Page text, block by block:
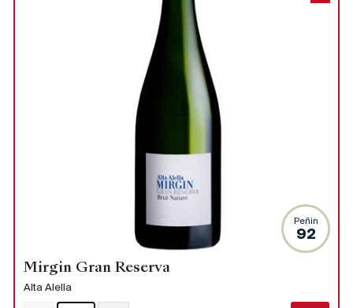
Peñin
92
Mirgin Gran Reserva
Alta Alella